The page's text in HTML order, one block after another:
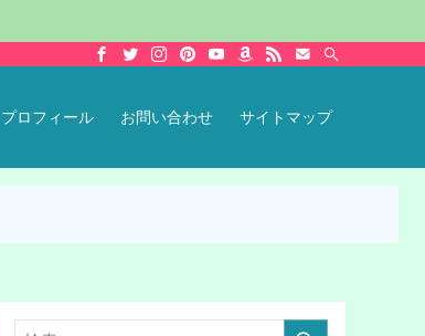
プロフィール お問い合わせ サイトマップ